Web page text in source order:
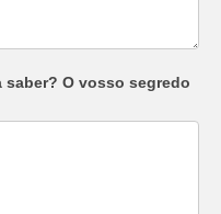
saber? O vosso segredo